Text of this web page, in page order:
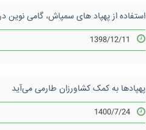
استفاده از پهپاد های سمپاش، گامی
1398/12/11
پهپادها به کمک کشاورزان طارمی می‌آید
1400/7/24